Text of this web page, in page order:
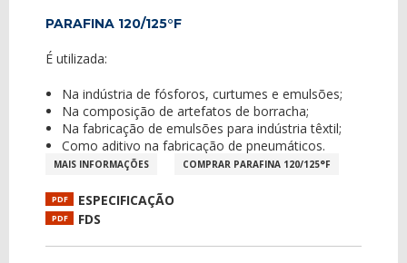
PARAFINA 120/125°F
É utilizada:
Na indústria de fósforos, curtumes e emulsões;
Na composição de artefatos de borracha;
Na fabricação de emulsões para indústria têxtil;
Como aditivo na fabricação de pneumáticos.
MAIS INFORMAÇÕES COMPRAR PARAFINA 120/125°F
PDF ESPECIFICAÇÃO
PDF FDS